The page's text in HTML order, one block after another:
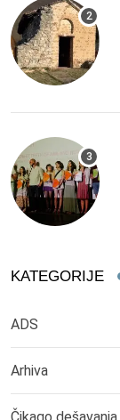
KATEGORIJE
ADS
Arhiva